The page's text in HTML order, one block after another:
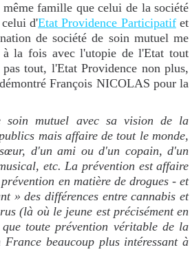
famille que celui de la société
d'Etat Providence Participatifet
de société de soin mutuel me
à la fois avec l'utopie de l'Etat tout
tout, l'Etat Providence non plus,
François NICOLAS pour la
soin mutuel avec sa vision de la
mais affaire de tout le monde,
d'un ami ou d'un copain, d'un
etc. La prévention est affaire
en matière de drogues - et
» des différences entre cannabis et
(là où le jeune est précisément en
toute prévention véritable de la
beaucoup plus intéressant à